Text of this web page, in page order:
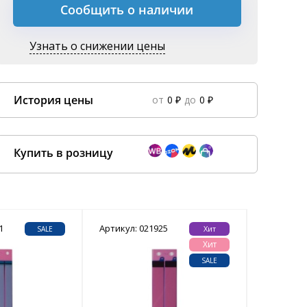
Сообщить о наличии
Узнать о снижении цены
История цены от 0 ₽ до 0 ₽
Купить в розницу
Покупка оптом от 500 ₽
SALE Артикул: 021925 Хит
Хит
SALE